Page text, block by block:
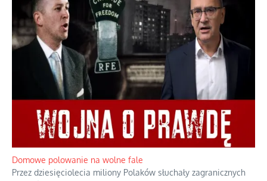
Historyczne fikołki zagranicznego obserwatora dziejów
Fascynowało go, że w różnych miejscach te same wydarzenia
pamiętano zupełnie inaczej i budowano wokół nich odmienne
opowieści....